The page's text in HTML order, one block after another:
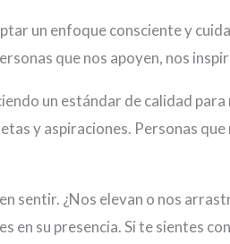
un enfoque consciente y
que nos apoyen, nos
un estándar de calidad
y aspiraciones. Personas que
sentir. ¿Nos elevan o nos
en su presencia. Si te sientes